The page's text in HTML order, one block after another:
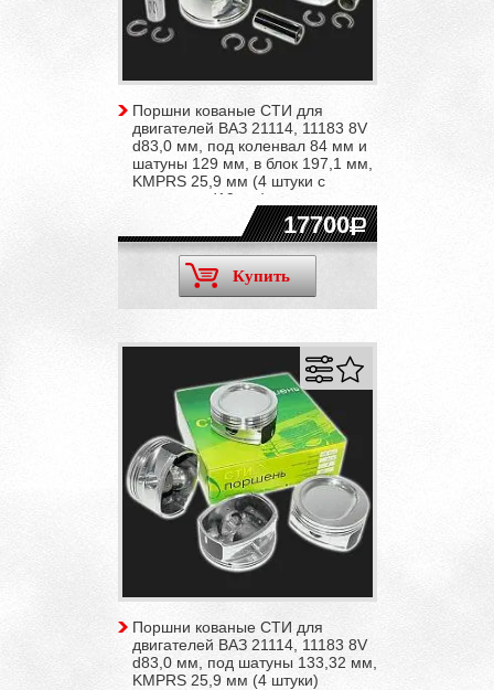
Поршни кованые СТИ для
двигателей ВАЗ 21114, 11183 8V
d83,0 мм, под коленвал 84 мм и
шатуны 129 мм, в блок 197,1 мм,
KMPRS 25,9 мм (4 штуки с
пальцами d19 мм)
17700
Купить
Поршни кованые СТИ для
двигателей ВАЗ 21114, 11183 8V
d83,0 мм, под шатуны 133,32 мм,
KMPRS 25,9 мм (4 штуки)